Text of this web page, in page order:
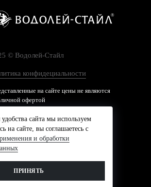
© Водолей-Cтайл
конфидециальности
на сайте цены не являются
офертой
сайта мы используем
на сайте, вы соглашаетесь с
и обработки
ПРИНЯТЬ